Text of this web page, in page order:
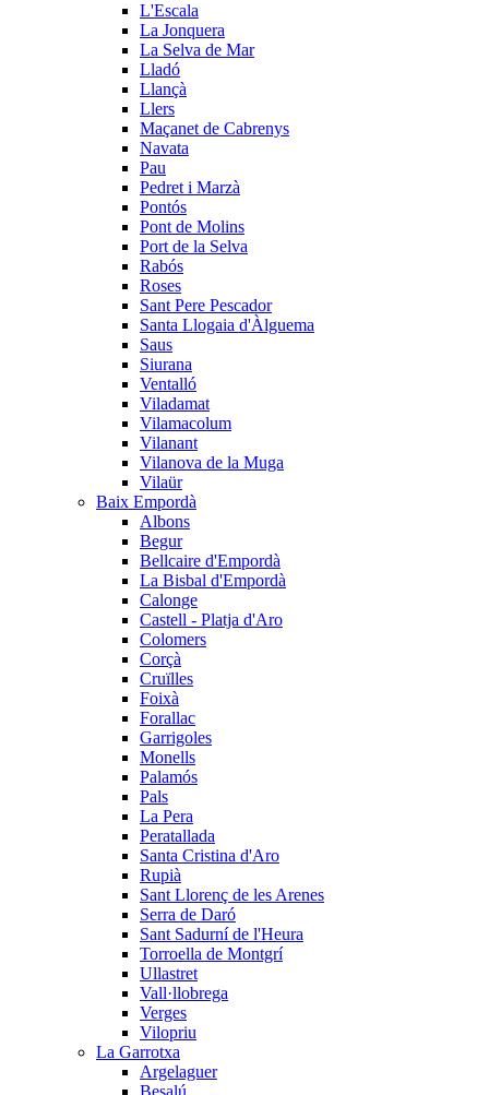
L'Escala
La Jonquera
La Selva de Mar
Lladó
Llançà
Llers
Maçanet de Cabrenys
Navata
Pau
Pedret i Marzà
Pontós
Pont de Molins
Port de la Selva
Rabós
Roses
Sant Pere Pescador
Santa Llogaia d'Àlguema
Saus
Siurana
Ventalló
Viladamat
Vilamacolum
Vilanant
Vilanova de la Muga
Vilaür
Baix Empordà
Albons
Begur
Bellcaire d'Empordà
La Bisbal d'Empordà
Calonge
Castell - Platja d'Aro
Colomers
Corçà
Cruïlles
Foixà
Forallac
Garrigoles
Monells
Palamós
Pals
La Pera
Peratallada
Santa Cristina d'Aro
Rupià
Sant Llorenç de les Arenes
Serra de Daró
Sant Sadurní de l'Heura
Torroella de Montgrí
Ullastret
Vall·llobrega
Verges
Vilopriu
La Garrotxa
Argelaguer
Besalú